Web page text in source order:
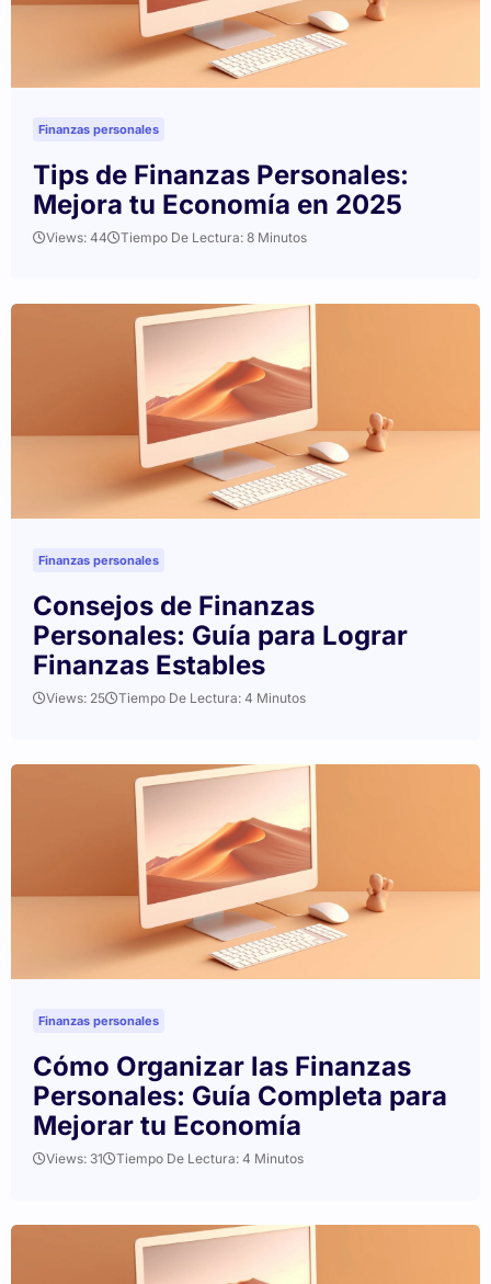
Finanzas personales
Tips de Finanzas Personales:
Mejora tu Economía en 2025
Views: 44 Tiempo De Lectura: 8 Minutos
Finanzas personales
Consejos de Finanzas
Personales: Guía para Lograr
Finanzas Estables
Views: 25 Tiempo De Lectura: 4 Minutos
Finanzas personales
Cómo Organizar las Finanzas
Personales: Guía Completa para
Mejorar tu Economía
Views: 31 Tiempo De Lectura: 4 Minutos